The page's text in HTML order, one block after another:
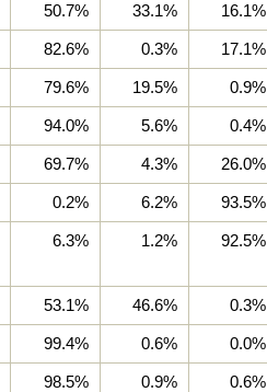
50.7% 33.1% 16.1%
82.6% 0.3% 17.1%
79.6% 19.5% 0.9%
94.0% 5.6% 0.4%
69.7% 4.3% 26.0%
0.2% 6.2% 93.5%
6.3% 1.2% 92.5%
53.1% 46.6% 0.3%
99.4% 0.6% 0.0%
98.5% 0.9% 0.6%